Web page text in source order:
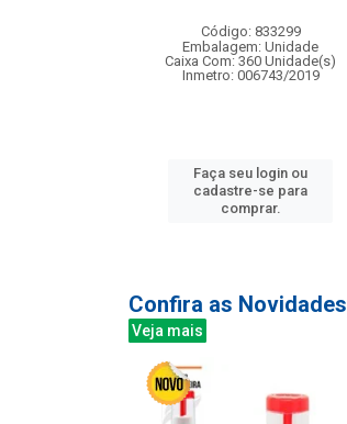
Código: 833299
Embalagem: Unidade
Caixa Com: 360 Unidade(s)
Inmetro: 006743/2019
Faça seu login ou
cadastre-se para
comprar.
Confira as Novidades
Veja mais